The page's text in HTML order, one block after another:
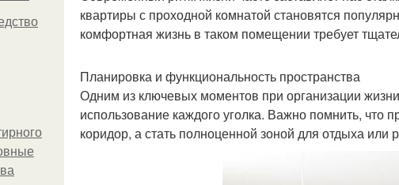
квартиры с проходной комнатой становятся
комфортная жизнь в таком помещении требует
Планировка и функциональность пространства
Одним из ключевых моментов при организации
использование каждого уголка. Важно помнить, что
коридор, а стать полноценной зоной для отдыха или